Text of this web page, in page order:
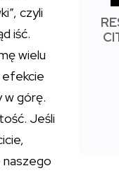
czyli
iść.
wielu
efekcie
w górę.
Jeśli
naszego